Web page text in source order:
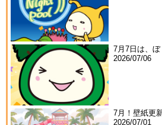
7月7日は、ぼ
2026/07/06
7月！壁紙更
2026/07/01